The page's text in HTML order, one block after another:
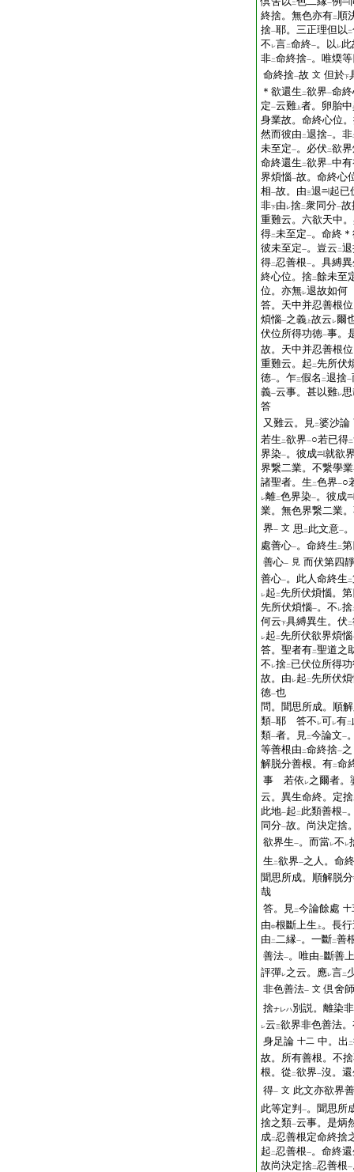
二 一
終捨。無色亦有二 順
捨一耶。三正理但以 二
不 レ言二命終一。以 レ
非二命終捨一。唯煗
命終捨一故 文 但於下
＊欲還生 二欲界一命
定一云難 上者。卵胎
身業故。命終心位
然而彼由 二退捨一。非
未至定一。必伏 二欲
命終還生 二欲界一中
界煩惱一故。命終心
相一故。由三退
起已
非下由 レ捨二衆同分一故
重難云。六欲天中
得二未至定一。命終
彼未至定一。豈云 二
得二忍善根一。具縛
終心位。捨二餘未至
位。亦無レ退故如何
答。天中并忍善根
煩惱一之義 上故云 レ爾
伏位所得功徳一事。
故。天中并忍善根
重難云。起 二先所伏
徳一。乍三假名 二退捨一
義一云事。甚以難レ
答
又難云。見二婆沙論
若生 二欲界一○若已得二
界染一。彼成
就欲
界繋二業。不繋學業
諸聖者。生 二色界一○
レ離二色界染一。彼成
業。無色界繋二業
界一 文 思 二 此文意一
處善心一。命終生 二
善心一 見 而伏第四
善心一。此人命終生 二
レ起 二先所伏煩惱。
先所伏煩惱一。不 レ捨
何云下具縛異生。伏 二
レ起 二先所伏欲界煩惱
答。聖者有二聖道之
不 レ捨二 已伏位所得
故。由 レ起 二先所伏
徳一也
問。聞思所成。順
類一耶 答不 レ可レ有二
類一者。見二今論文一
等善根由 二命終捨一
解脱分善根。有二命
事 若依 レ之爾者。
云。異生命終。定捨
此地一起 二 此類善根一
同分一故。尚決定捨
欲界生一。而當レ不 レ
生 二欲界一之人。命
聞思所成。順解脱
哉
答。見二今論餘處 十
由中根斷上生 上 。長
由 二二縁一。一斷二善
善法一。唯由 二 斷善
評彈レ之云。應レ言二
非色善法一 文 倶舍
捨ナレハ別説。離染非
レ云三欲界非色善法
身足論 十二 中。出 二
故。所有善根。不
根。從 二欲界一沒。
得一 文 此文亦欲界
此等定判 一。聞思所
捨之類一云事。是炳
成二忍善根定命終捨
起 二忍善根一。命終
故尚決定捨二忍善根一